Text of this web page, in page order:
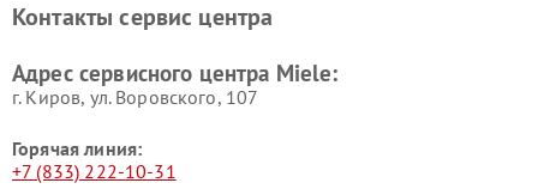
Miele
Miele
пылесосов Miele
Контакты сервис центра
Адрес сервисного центра Miele:
г. Киров, ул. Воровского, 107
Горячая линия:
+7 (833) 222-10-31